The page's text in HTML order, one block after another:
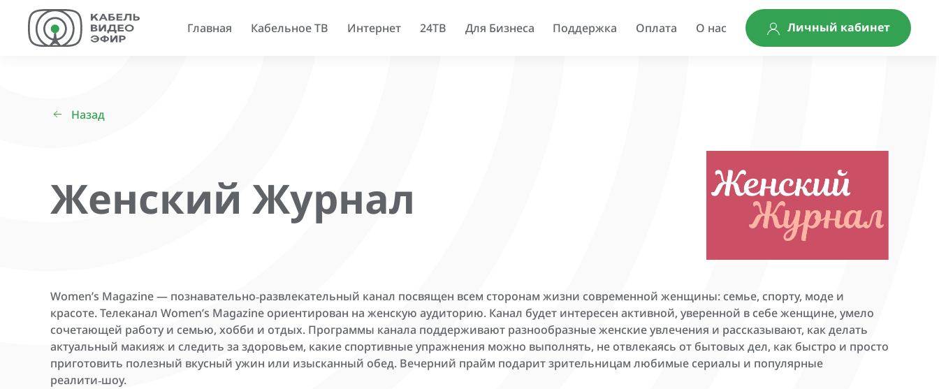
Главная Кабельное ТВ Интернет 24ТВ Для Бизнеса Поддержка Оплата О нас Личный кабинет
Назад
Женский Журнал
Women’s Magazine — познавательно‑развлекательный канал посвящен всем сторонам жизни современной женщины: семье, спорту, моде и
красоте. Телеканал Women’s Magazine ориентирован на женскую аудиторию. Канал будет интересен активной, уверенной в себе женщине, умело
сочетающей работу и семью, хобби и отдых. Программы канала поддерживают разнообразные женские увлечения и рассказывают, как делать
актуальный макияж и следить за здоровьем, какие спортивные упражнения можно выполнять, не отвлекаясь от бытовых дел, как быстро и просто
приготовить полезный вкусный ужин или изысканный обед. Вечерний прайм подарит зрительницам любимые сериалы и популярные
реалити‑шоу.